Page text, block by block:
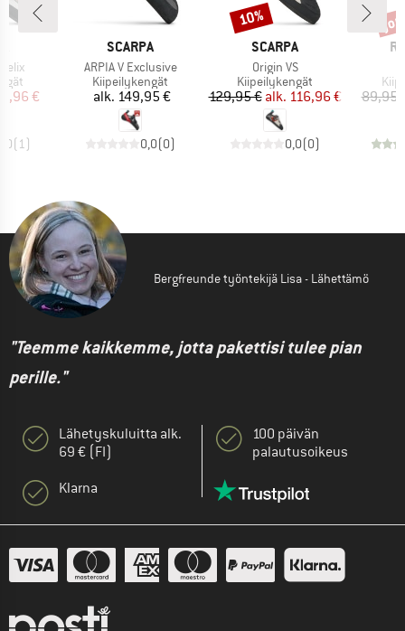
hinta
€
(1)
MERKKI
SCARPA
Tuote
ARPIA V Exclusive
Tuoteryhmä
Kiipeilykengät
Hinta
alk. 149,95 €
0,0(0)
MERKKI
SCARPA
Tuote
Origin VS
Tuoteryhmä
Kiipeilykengät
Hinta
129,95 € Alennettu hinta
alk. 116,96 €
0,0(0)
Alennus
10%
89,95
Bergfreunde työntekijä Lisa - Lähettämö
"Teemme kaikkemme, jotta pakettisi tulee pian
perille."
Lähetyskuluitta alk.
69 € (FI)
Klarna
100 päivän
palautusoikeus